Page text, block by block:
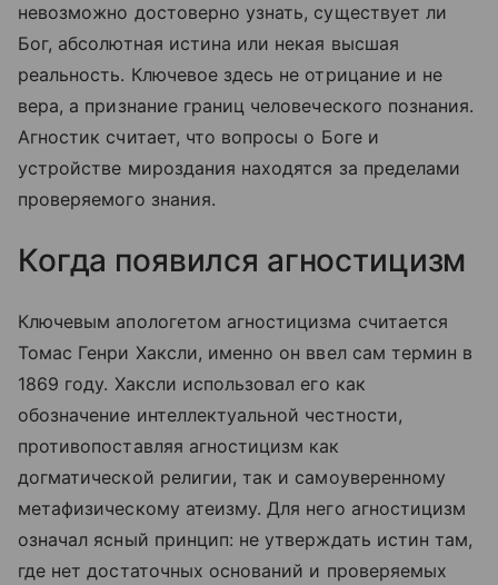
невозможно достоверно узнать, существует ли
Бог, абсолютная истина или некая высшая
реальность. Ключевое здесь не отрицание и не
вера, а признание границ человеческого познания.
Агностик считает, что вопросы о Боге и
устройстве мироздания находятся за пределами
проверяемого знания.
Когда появился агностицизм
Ключевым апологетом агностицизма считается
Томас Генри Хаксли, именно он ввел сам термин в
1869 году. Хаксли использовал его как
обозначение интеллектуальной честности,
противопоставляя агностицизм как
догматической религии, так и самоуверенному
метафизическому атеизму. Для него агностицизм
означал ясный принцип: не утверждать истин там,
где нет достаточных оснований и проверяемых